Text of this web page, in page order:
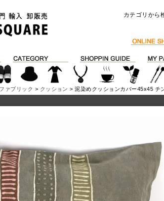
カテゴリから
ァブリック > クッション > 泥染めクッションカバー45x45 チ